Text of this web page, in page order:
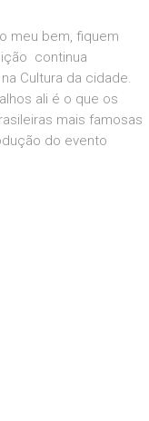
meu bem, fiquem
continua
Cultura da cidade.
ali é o que os
mais famosas
do evento